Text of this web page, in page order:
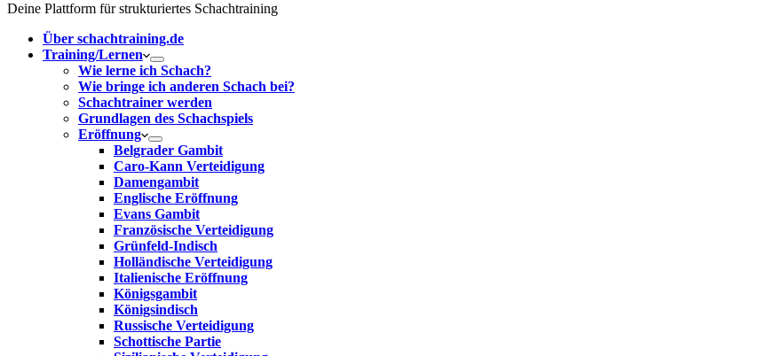
Deine Plattform für strukturiertes Schachtraining
Über schachtraining.de
Training/Lernen
Wie lerne ich Schach?
Wie bringe ich anderen Schach bei?
Schachtrainer werden
Grundlagen des Schachspiels
Eröffnung
Belgrader Gambit
Caro-Kann Verteidigung
Damengambit
Englische Eröffnung
Evans Gambit
Französische Verteidigung
Grünfeld-Indisch
Holländische Verteidigung
Italienische Eröffnung
Königsgambit
Königsindisch
Russische Verteidigung
Schottische Partie